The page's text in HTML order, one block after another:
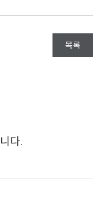
목록
다.